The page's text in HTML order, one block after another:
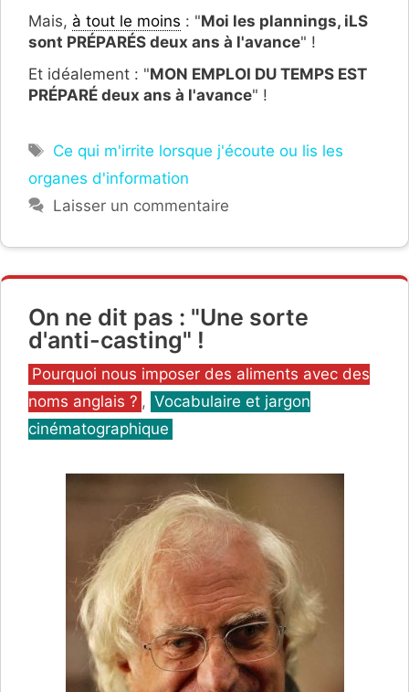
Mais, à tout le moins : "Moi les plannings, iLS
sont PRÉPARÉS deux ans à l'avance" !
Et idéalement : "MON EMPLOI DU TEMPS EST
PRÉPARÉ deux ans à l'avance" !
Étiquettes
Ce qui m'irrite lorsque j'écoute ou lis les
organes d'information
Laisser un commentaire
On ne dit pas : "Une sorte
d'anti-casting" !
Catégories
Pourquoi nous imposer des aliments avec des
noms anglais ? , Vocabulaire et jargon
cinématographique